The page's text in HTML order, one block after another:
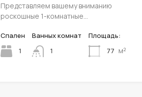
Представляем вашему вниманию
роскошные 1-комнатные…
Спален
1
Ванных комнат
1
Площадь:
77 м²